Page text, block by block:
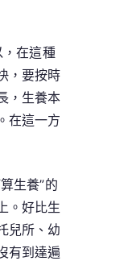
在這種
，要按時
，生養本
在這一方
生養”的
。好比生
兒所、幼
有到達遍